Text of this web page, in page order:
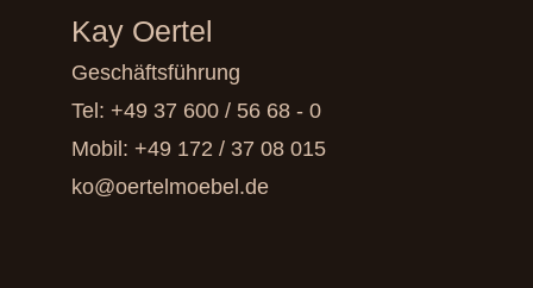
Kay Oertel
Geschäftsführung
Tel: +49 37 600 / 56 68 - 0
Mobil: +49 172 / 37 08 015
ko@oertelmoebel.de